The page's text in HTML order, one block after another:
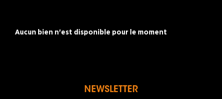
Aucun bien n'est disponible pour le moment
NEWSLETTER